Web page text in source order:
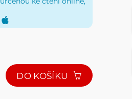
DO KOŠÍKU